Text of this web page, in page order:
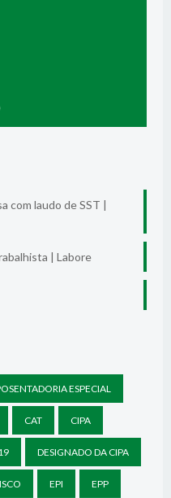
com laudo de SST |
| Labore
ESPECIAL
CAT CIPA
DESIGNADO DA CIPA
EPI EPP